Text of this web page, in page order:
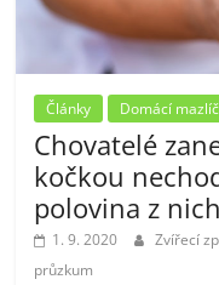
Články Domácí
Chovatelé
kočkou
polovina z
1. 9. 2020 Zvířecí
průzkum